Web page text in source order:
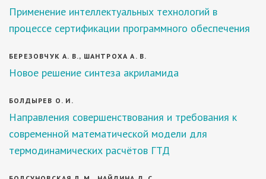
Применение интеллектуальных технологий в
процессе сертификации программного обеспечения
БЕРЕЗОВЧУК А. В., ШАНТРОХА А. В.
Новое решение синтеза акриламида
БОЛДЫРЕВ О. И.
Направления совершенствования и требования к
современной математической модели для
термодинамических расчётов ГТД